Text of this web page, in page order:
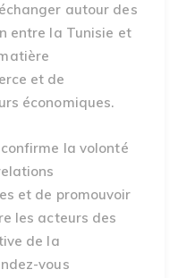
autour des
entre la Tunisie et
et de
économiques.
la volonté
et de promouvoir
les acteurs des
de la
vous